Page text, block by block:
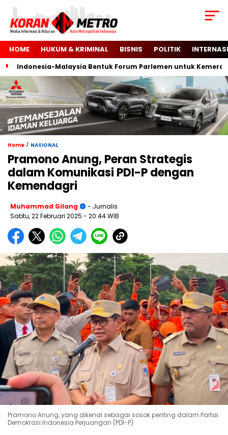
HOME HUKUM & KRIMINAL BISNIS POLITIK
Indonesia-Malaysia Bentuk Forum Parlemen untuk
Home / NASIONAL
Pramono Anung, Peran Strategis
dalam Komunikasi PDI-P dengan
Kemendagri
Muhammad Gilang
- Jurnalis
Sabtu, 22 Februari 2025 - 20:44 WIB
Pramono Anung, yang dikenal sebagai sosok penting dalam Partai
Demokrasi Indonesia Perjuangan (PDI-P)